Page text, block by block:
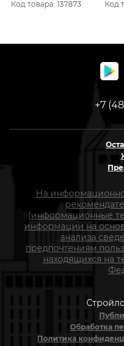
Код товара: 137873 Код
+7
На
(информационные
информации на
анализа
предпочтениям
находящихся на
Обработка
Политика